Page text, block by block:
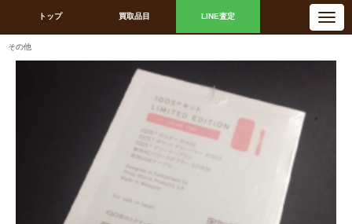
トップ 買取品目 LINE査定
N
a
v
a
その他